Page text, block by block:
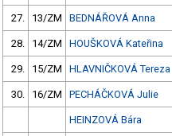
27. 13/ZM BEDNÁŘOVÁ Anna
28. 14/ZM HOUŠKOVÁ Kateřina
29. 15/ZM HLAVNIČKOVÁ Tereza
30. 16/ZM PECHÁČKOVÁ Julie
HEINZOVÁ Bára